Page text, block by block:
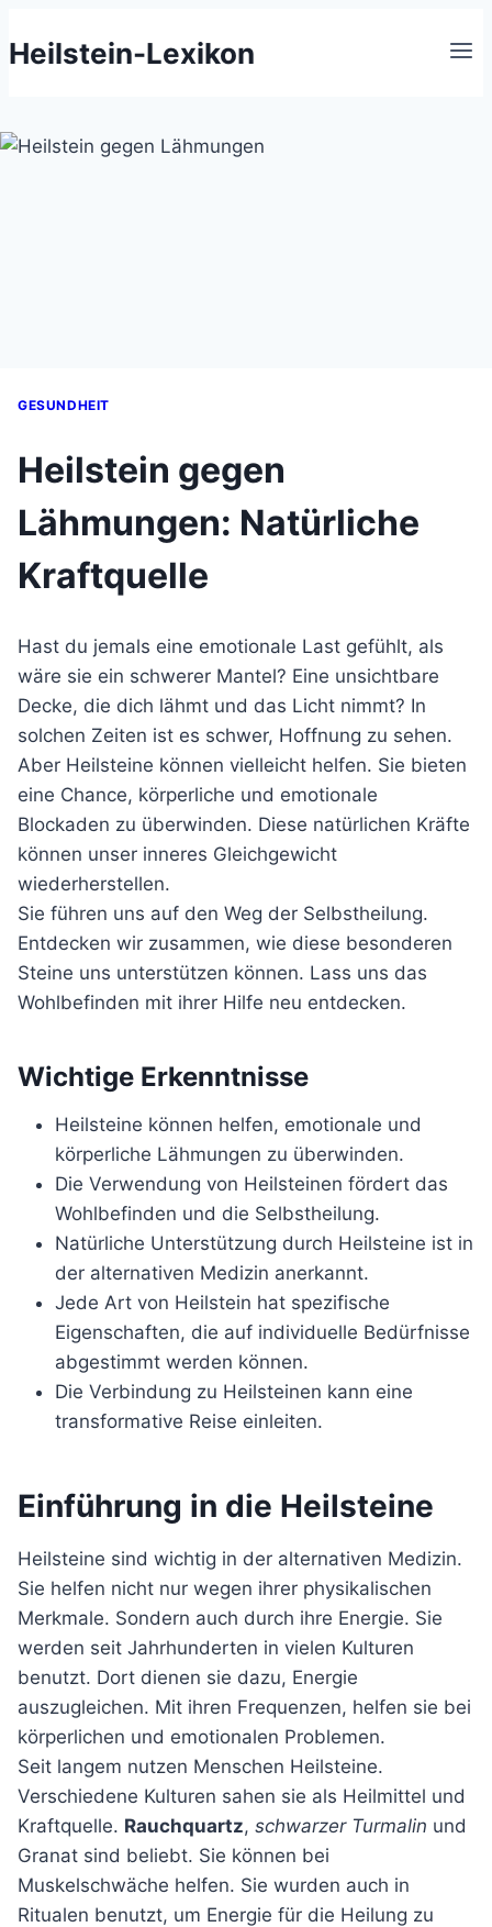
Inhalt
Heilstein-Lexikon
GESUNDHEIT
Heilstein gegen
Lähmungen: Natürliche
Kraftquelle
Hast du jemals eine emotionale Last gefühlt, als
wäre sie ein schwerer Mantel? Eine unsichtbare
Decke, die dich lähmt und das Licht nimmt? In
solchen Zeiten ist es schwer, Hoffnung zu sehen.
Aber Heilsteine können vielleicht helfen. Sie bieten
eine Chance, körperliche und emotionale
Blockaden zu überwinden. Diese natürlichen Kräfte
können unser inneres Gleichgewicht
wiederherstellen.
Sie führen uns auf den Weg der Selbstheilung.
Entdecken wir zusammen, wie diese besonderen
Steine uns unterstützen können. Lass uns das
Wohlbefinden mit ihrer Hilfe neu entdecken.
Wichtige Erkenntnisse
Heilsteine können helfen, emotionale und
körperliche Lähmungen zu überwinden.
Die Verwendung von Heilsteinen fördert das
Wohlbefinden und die Selbstheilung.
Natürliche Unterstützung durch Heilsteine ist in
der alternativen Medizin anerkannt.
Jede Art von Heilstein hat spezifische
Eigenschaften, die auf individuelle Bedürfnisse
abgestimmt werden können.
Die Verbindung zu Heilsteinen kann eine
transformative Reise einleiten.
Einführung in die Heilsteine
Heilsteine sind wichtig in der alternativen Medizin.
Sie helfen nicht nur wegen ihrer physikalischen
Merkmale. Sondern auch durch ihre Energie. Sie
werden seit Jahrhunderten in vielen Kulturen
benutzt. Dort dienen sie dazu, Energie
auszugleichen. Mit ihren Frequenzen, helfen sie bei
körperlichen und emotionalen Problemen.
Seit langem nutzen Menschen Heilsteine.
Verschiedene Kulturen sahen sie als Heilmittel und
Kraftquelle. Rauchquartz, schwarzer Turmalin und
Granat sind beliebt. Sie können bei
Muskelschwäche helfen. Sie wurden auch in
Ritualen benutzt, um Energie für die Heilung zu